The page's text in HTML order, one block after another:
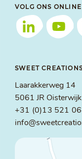
VOLG ONS ONLINE
SWEET
Laarakkerweg 14
5061 JR Oisterwijk
+31 (0)13 521